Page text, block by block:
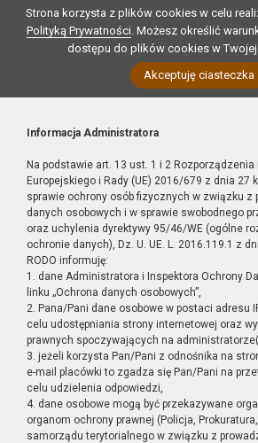
Strona korzysta z plików cookies w celu
Polityką Prywatności. Możesz określić
dostępu do plików cookies w
Akceptuję ciasteczka
Informacja Administratora
Na podstawie art. 13 ust. 1 i 2 Rozporządzenia
Europejskiego i Rady (UE) 2016/679 z dnia 27
sprawie ochrony osób fizycznych w związku z
danych osobowych i w sprawie swobodnego
oraz uchylenia dyrektywy 95/46/WE (ogólne
ochronie danych), Dz. U. UE. L. 2016.119.1 z
RODO informuję:
1. dane Administratora i Inspektora Ochrony
linku „Ochrona danych osobowych”,
2. Pana/Pani dane osobowe w postaci adresu
celu udostępniania strony internetowej oraz
prawnych spoczywających na
3. jeżeli korzysta Pan/Pani z odnośnika na
e-mail placówki to zgadza się Pan/Pani na
celu udzielenia odpowiedzi,
4. dane osobowe mogą być przekazywane
organom ochrony prawnej (Policja,
samorządu terytorialnego w związku z